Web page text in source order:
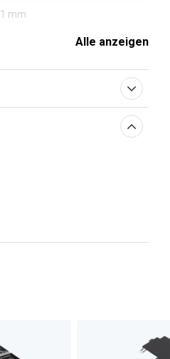
mm
Alle anzeigen